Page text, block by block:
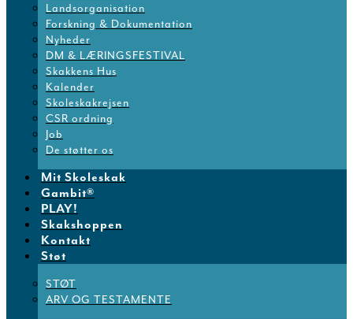
Landsorganisation
Forskning & Dokumentation
Nyheder
DM & LÆRINGSFESTIVAL
Skakkens Hus
Kalender
Skoleskakrejsen
CSR ordning
Job
De støtter os
Mit Skoleskak
Gambit®
PLAY!
Skakshoppen
Kontakt
Støt
STØT
ARV OG TESTAMENTE